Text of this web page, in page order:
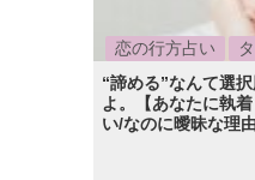
恋の行方占い
“諦める”なんて選
よ。【あなたに執
い/なのに曖昧な理